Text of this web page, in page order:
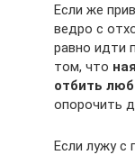
Если же
ведро с
равно идти
том, что
отбить
опорочить
Если лужу с